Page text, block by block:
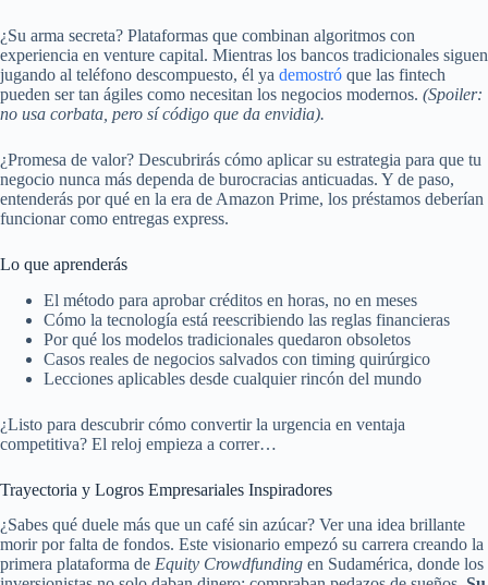
¿Su arma secreta? Plataformas que combinan algoritmos con
experiencia en venture capital. Mientras los bancos tradicionales siguen
jugando al teléfono descompuesto, él ya demostró que las fintech
pueden ser tan ágiles como necesitan los negocios modernos. (Spoiler:
no usa corbata, pero sí código que da envidia).
¿Promesa de valor? Descubrirás cómo aplicar su estrategia para que tu
negocio nunca más dependa de burocracias anticuadas. Y de paso,
entenderás por qué en la era de Amazon Prime, los préstamos deberían
funcionar como entregas express.
Lo que aprenderás
El método para aprobar créditos en horas, no en meses
Cómo la tecnología está reescribiendo las reglas financieras
Por qué los modelos tradicionales quedaron obsoletos
Casos reales de negocios salvados con timing quirúrgico
Lecciones aplicables desde cualquier rincón del mundo
¿Listo para descubrir cómo convertir la urgencia en ventaja
competitiva? El reloj empieza a correr…
Trayectoria y Logros Empresariales Inspiradores
¿Sabes qué duele más que un café sin azúcar? Ver una idea brillante
morir por falta de fondos. Este visionario empezó su carrera creando la
primera plataforma de Equity Crowdfunding en Sudamérica, donde los